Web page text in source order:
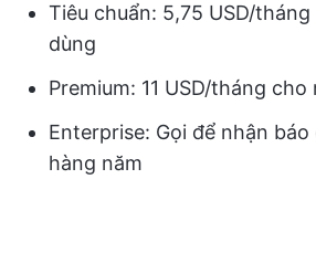
Tiêu chuẩn: 5,75 USD/
dùng
Premium: 11 USD/tháng
Enterprise: Gọi để nhận
hàng năm